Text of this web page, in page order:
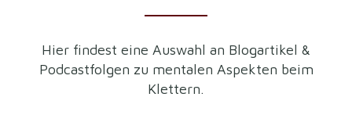
Hier findest eine Auswahl an Blogartikel &
Podcastfolgen zu mentalen Aspekten beim
Klettern.